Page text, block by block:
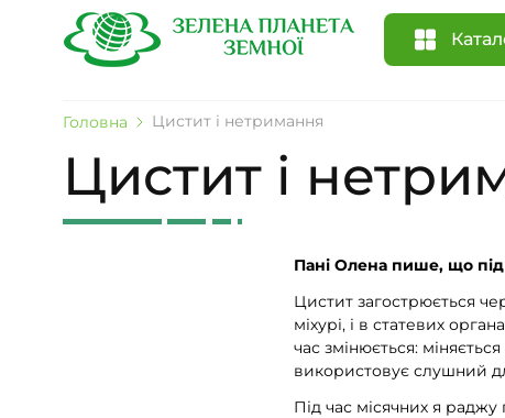
Головна Цистит і нетримання
Цистит і
Пані Олена пише, що під
Цистит загострюється
міхурі, і в статевих
час змінюється:
використовує слушний
Під час місячних я